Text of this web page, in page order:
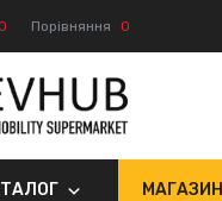
Порівняння 0
МАГАЗИН